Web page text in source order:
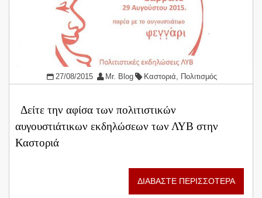
27/08/2015 Mr. Blog Καστοριά, Πολιτισμός
Δείτε την αφίσα των πολιτιστικών
αυγουστιάτικων εκδηλώσεων των ΛΥΒ στην
Καστοριά
ΔΙΑΒΑΣΤΕ ΠΕΡΙΣΣΟΤΕΡΑ